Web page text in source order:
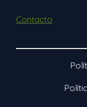
Contacto